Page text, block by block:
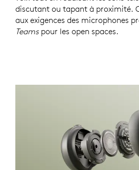
discutant ou tapant à proximité.
aux exigences des microphones
Teamspour les open spaces.